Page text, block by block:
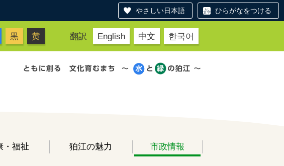
やさしい日本語 ひらがなをつける
黒 黄 翻訳 English 中文 한국어
・福祉 狛江の魅力 市政情報